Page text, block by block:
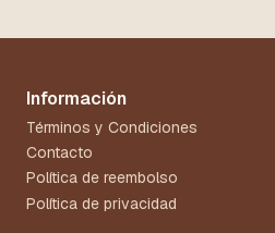
Información
Términos y Condiciones
Contacto
Política de reembolso
Política de privacidad